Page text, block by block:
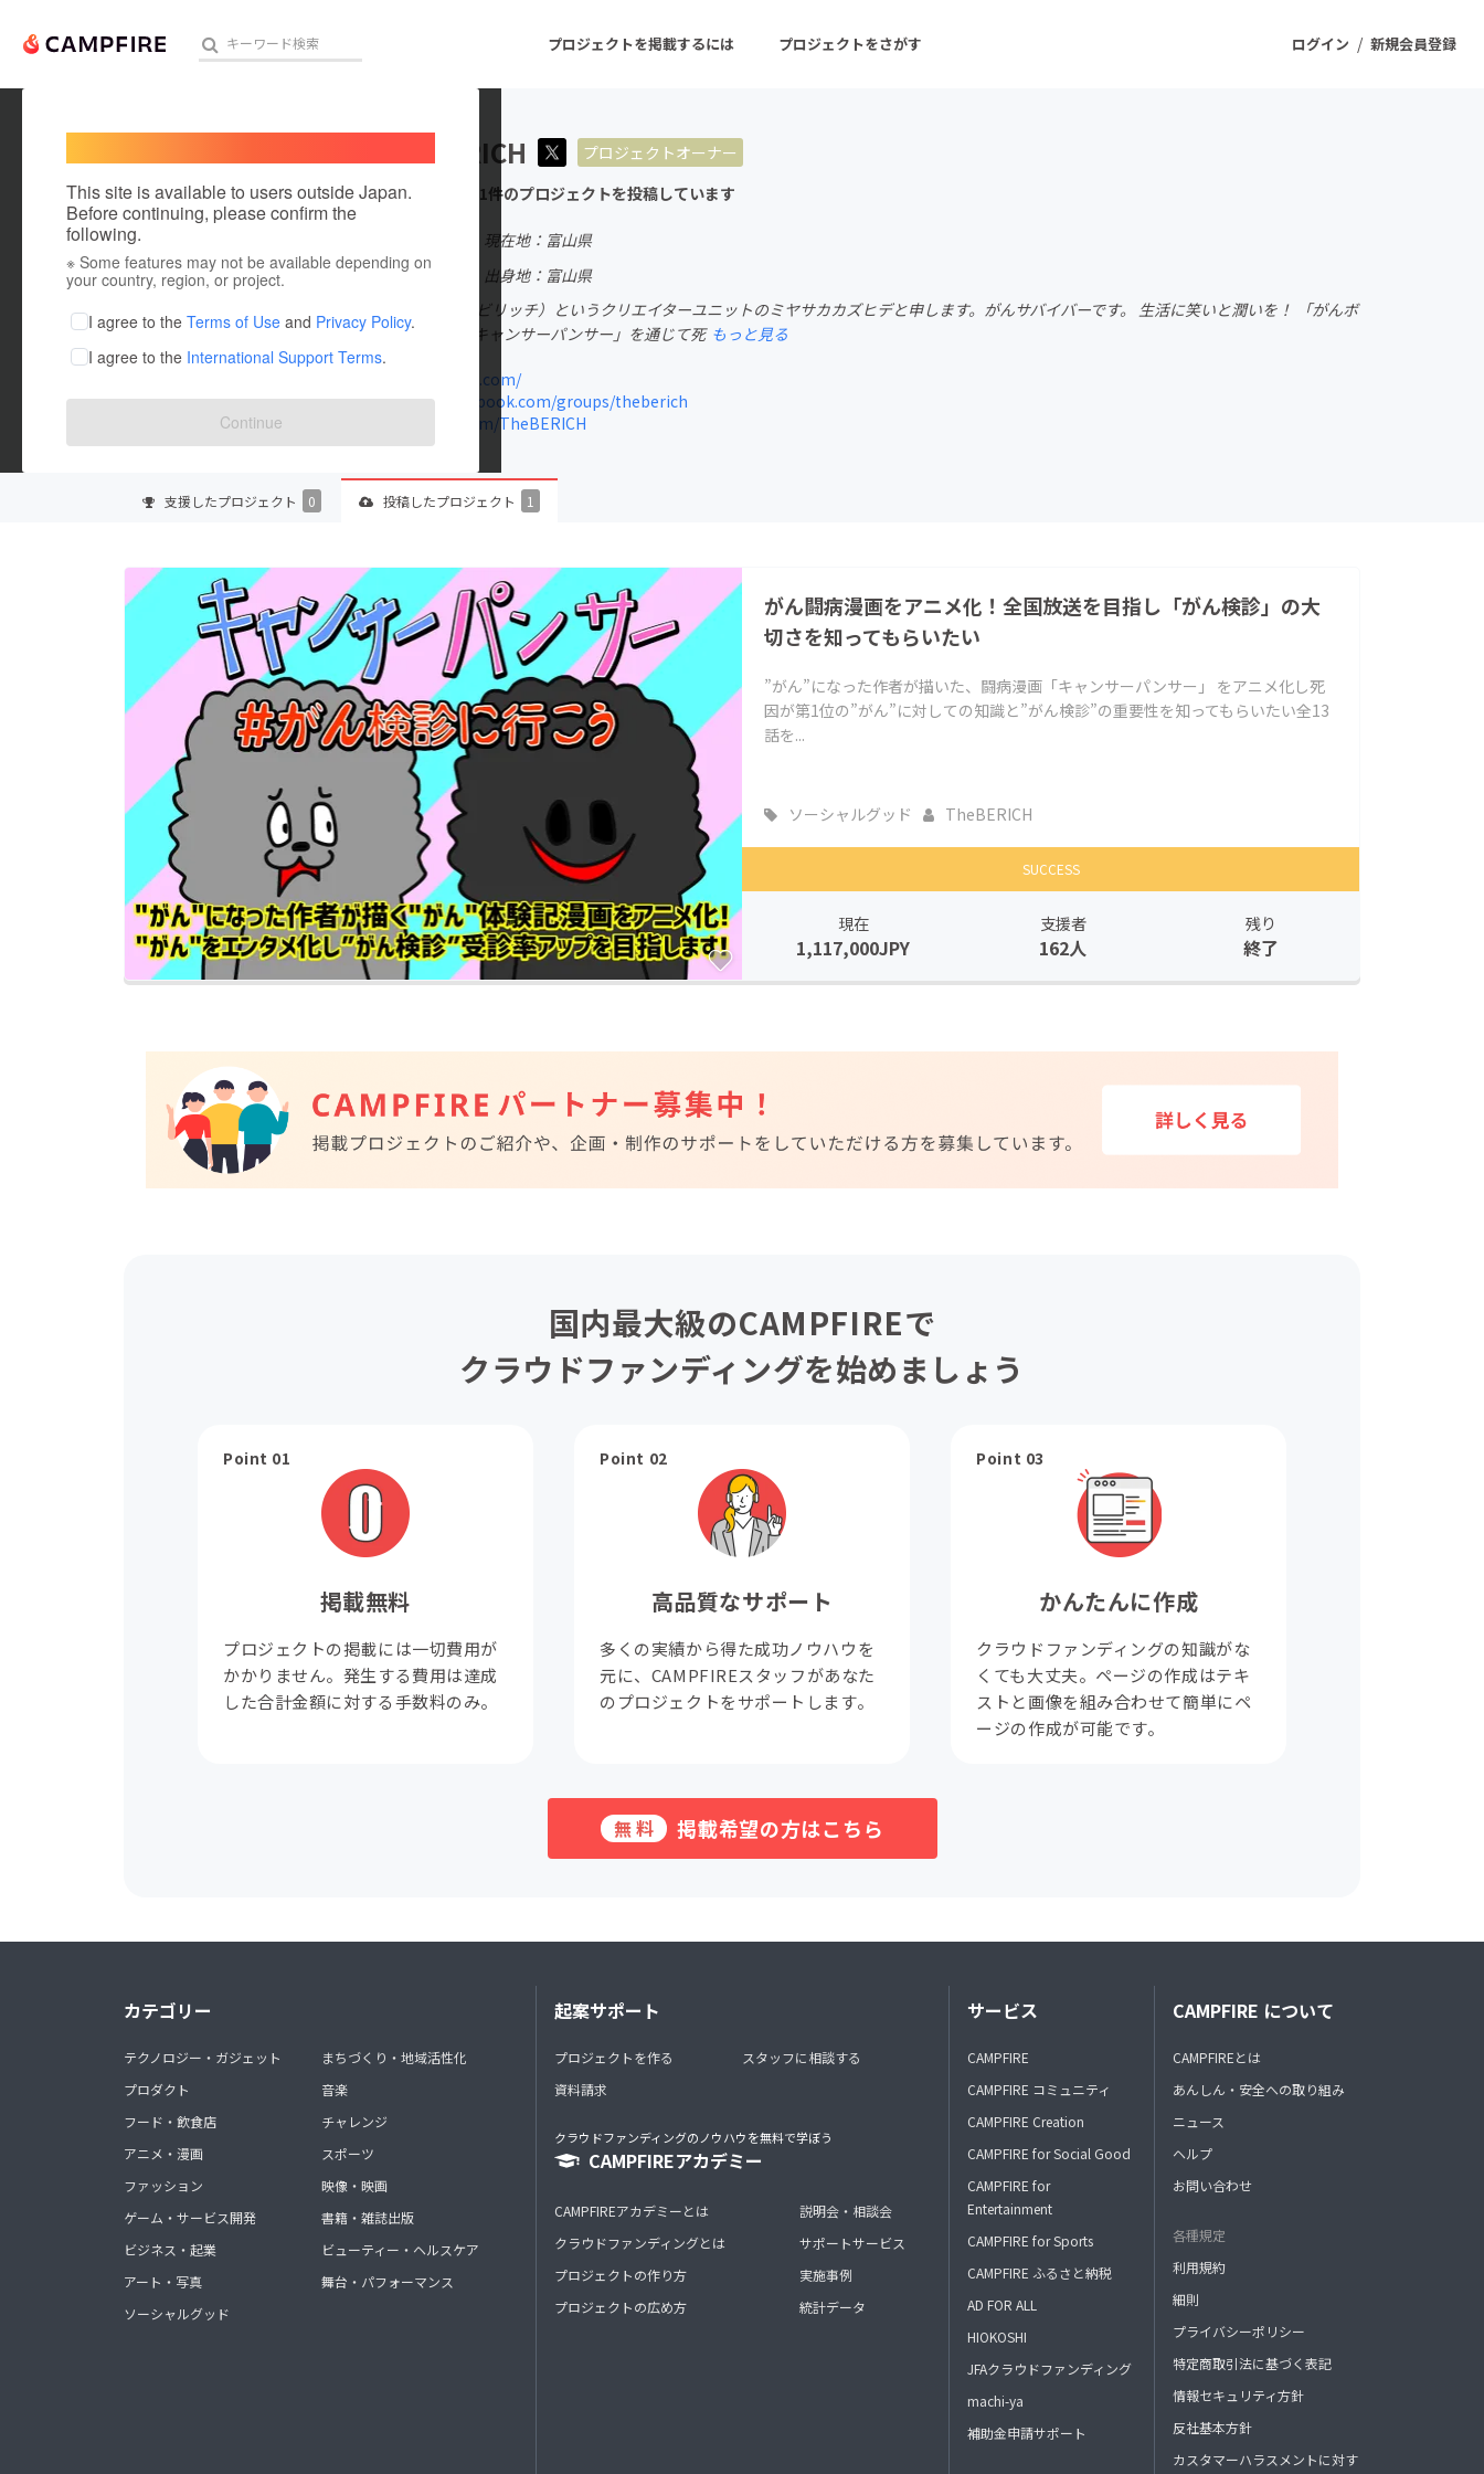
ログイン / 新規会員登録
プロジェクトを掲載するには プロジェクトをさがす
人気のプロジェクト 注目のリターン 注目の新着プロジェクト
アート・写真 音楽
テクノロジー・ガジェット
ゲーム・サービス開発 フード・飲食店
ファッション
映像・映画
ビジネス・起業
チャレンジ
まちづくり・地域活性化
CAMPFIREふるさと納税
This site is available to users outside Japan.
Before continuing, please confirm the
following.
※ Some features may not be available depending on
your country, region, or project.
I agree to the Terms of Use and Privacy Policy.
I agree to the International Support Terms.
Continue
TheBERICH
プロジェクトオーナー
これまでに1件のプロジェクトを投稿しています
現在地：富山県
出身国：日本
出身地：富山県
TheBERICH（ビリッチ）というクリエイターユニットのミヤサカカズヒデと申します。がんサバイバーです。 生活に笑いと潤いを！ 「がんボ
コりに行く！キャンサーパンサー」を通じて死 もっと見る
theberich.com/
www.facebook.com/groups/theberich
twitter.com/TheBERICH
支援したプロジェクト 0 投稿したプロジェクト 1
がん闘病漫画をアニメ化！全国放送を目指し「がん検診」の大
切さを知ってもらいたい
”がん”になった作者が描いた、闘病漫画「キャンサーパンサー」 をアニメ化し死
因が第1位の”がん”に対しての知識と”がん検診”の重要性を知ってもらいたい全13
話を...
ソーシャルグッド TheBERICH
SUCCESS
現在
1,117,000JPY
支援者
162人
残り
終了
国内最大級のCAMPFIREで
クラウドファンディングを始めましょう
Point 01
掲載無料
プロジェクトの掲載には一切費用が
かかりません。発生する費用は達成
した合計金額に対する手数料のみ。
Point 02
高品質なサポート
多くの実績から得た成功ノウハウを
元に、CAMPFIREスタッフがあなた
のプロジェクトをサポートします。
Point 03
かんたんに作成
クラウドファンディングの知識がな
くても大丈夫。ページの作成はテキ
ストと画像を組み合わせて簡単にペ
ージの作成が可能です。
無料 掲載希望の方はこちら
カテゴリー
テクノロジー・ガジェット
プロダクト
フード・飲食店
アニメ・漫画
ファッション
ゲーム・サービス開発
ビジネス・起業
アート・写真
ソーシャルグッド
まちづくり・地域活性化
音楽
チャレンジ
スポーツ
映像・映画
書籍・雑誌出版
ビューティー・ヘルスケア
舞台・パフォーマンス
起案サポート
プロジェクトを作る
資料請求
スタッフに相談する
クラウドファンディングのノウハウを無料で学ぼう
CAMPFIREアカデミー
CAMPFIREアカデミーとは
クラウドファンディングとは
プロジェクトの作り方
プロジェクトの広め方
説明会・相談会
サポートサービス
実施事例
統計データ
サービス
CAMPFIRE
CAMPFIRE コミュニティ
CAMPFIRE Creation
CAMPFIRE for Social Good
CAMPFIRE for
Entertainment
CAMPFIRE for Sports
CAMPFIRE ふるさと納税
AD FOR ALL
HIOKOSHI
JFAクラウドファンディング
machi-ya
補助金申請サポート
CAMPFIRE について
CAMPFIREとは
あんしん・安全への取り組み
ニュース
ヘルプ
お問い合わせ
各種規定
利用規約
細則
プライバシーポリシー
特定商取引法に基づく表記
情報セキュリティ方針
反社基本方針
カスタマーハラスメントに対す